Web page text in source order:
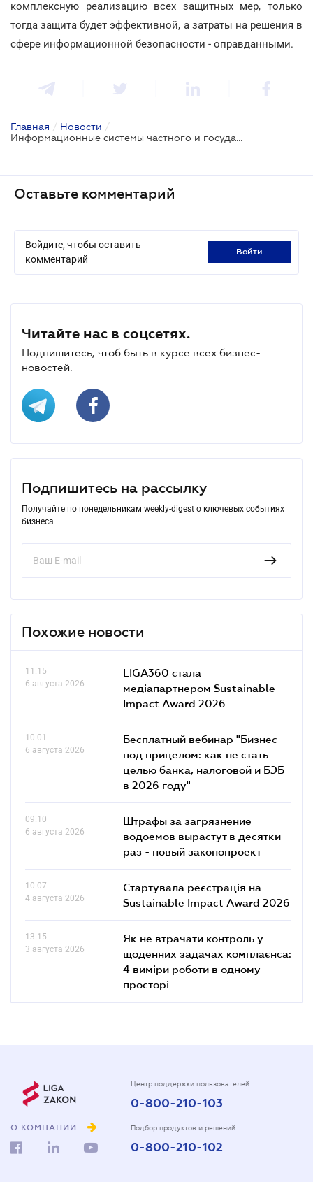
комплексную реализацию всех защитных мер, только
тогда защита будет эффективной, а затраты на решения в
сфере информационной безопасности - оправданными.
Главная / Новости /
Информационные системы частного и государственного секторов стали более уязвимыми к кибератакам
Оставьте комментарий
Войдите, чтобы оставить
комментарий
войти
Читайте нас в соцсетях.
Подпишитесь, чтоб быть в курсе всех бизнес-
новостей.
Подпишитесь на рассылку
Получайте по понедельникам weekly-digest о ключевых событиях
бизнеса
Похожие новости
11.15
6 августа 2026
LIGA360 стала
медіапартнером Sustainable
Impact Award 2026
10.01
6 августа 2026
Бесплатный вебинар "Бизнес
под прицелом: как не стать
целью банка, налоговой и БЭБ
в 2026 году"
09.10
6 августа 2026
Штрафы за загрязнение
водоемов вырастут в десятки
раз - новый законопроект
10.07
4 августа 2026
Стартувала реєстрація на
Sustainable Impact Award 2026
13.15
3 августа 2026
Як не втрачати контроль у
щоденних задачах комплаєнса:
4 виміри роботи в одному
просторі
О КОМПАНИИ
Центр поддержки пользователей
0-800-210-103
Подбор продуктов и решений
0-800-210-102